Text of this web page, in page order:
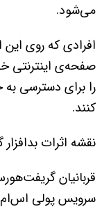
می‌شود.
افرادی که روی این
صفحه‌ی اینترنتی
را برای دسترسی
کنند.
نقشه اثرات
قربانیان
سرویس پولی